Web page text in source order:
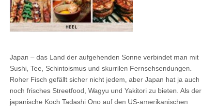
Japan – das Land der aufgehenden Sonne verbindet man mit
Sushi, Tee, Schintoismus und skurrilen Fernsehsendungen.
Roher Fisch gefällt sicher nicht jedem, aber Japan hat ja auch
noch frisches Streetfood, Wagyu und Yakitori zu bieten. Als der
japanische Koch Tadashi Ono auf den US-amerikanischen